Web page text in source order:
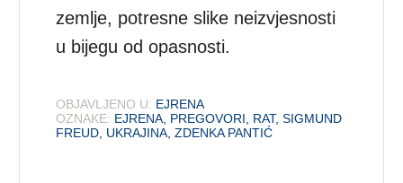
zemlje, potresne slike neizvjesnosti
u bijegu od opasnosti.
OBJAVLJENO U: EJRENA
OZNAKE: EJRENA PREGOVORI RAT,SIGMUND
FREUD UKRAJINA ,ZDENKA PANTIĆ